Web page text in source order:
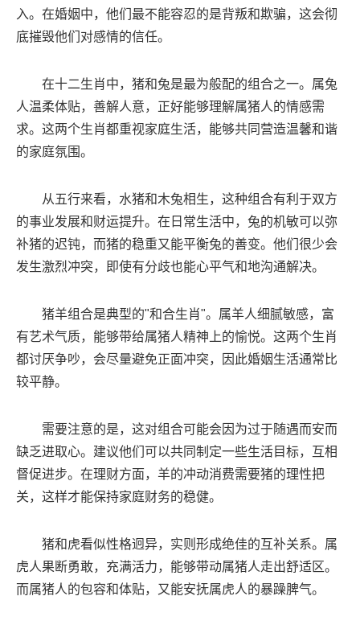
入。在婚姻中，他们最不能容忍的是背叛和欺骗，这会彻
底摧毁他们对感情的信任。
在十二生肖中，猪和兔是最为般配的组合之一。属兔
人温柔体贴，善解人意，正好能够理解属猪人的情感需
求。这两个生肖都重视家庭生活，能够共同营造温馨和谐
的家庭氛围。
从五行来看，水猪和木兔相生，这种组合有利于双方
的事业发展和财运提升。在日常生活中，兔的机敏可以弥
补猪的迟钝，而猪的稳重又能平衡兔的善变。他们很少会
发生激烈冲突，即使有分歧也能心平气和地沟通解决。
猪羊组合是典型的"和合生肖"。属羊人细腻敏感，富
有艺术气质，能够带给属猪人精神上的愉悦。这两个生肖
都讨厌争吵，会尽量避免正面冲突，因此婚姻生活通常比
较平静。
需要注意的是，这对组合可能会因为过于随遇而安而
缺乏进取心。建议他们可以共同制定一些生活目标，互相
督促进步。在理财方面，羊的冲动消费需要猪的理性把
关，这样才能保持家庭财务的稳健。
猪和虎看似性格迥异，实则形成绝佳的互补关系。属
虎人果断勇敢，充满活力，能够带动属猪人走出舒适区。
而属猪人的包容和体贴，又能安抚属虎人的暴躁脾气。